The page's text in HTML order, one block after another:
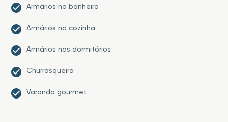
Armários no banheiro
Armários na cozinha
Armários nos dormitórios
Churrasqueira
Varanda gourmet